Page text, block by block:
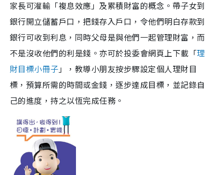
家長可灌輸「複息效應」及累積財富的概念。帶子女到
銀行開立儲蓄戶口，把錢存入戶口，令他們明白存款到
銀行可收到利息，同時父母是與他們一起管理財富，而
不是沒收他們的利是錢。亦可於投委會網頁上下載「理
財目標小冊子」，教導小朋友按步驟設定個人理財目
標，預算所需的時間或金錢，逐步達成目標，並記錄自
己的進度，持之以恆完成任務。